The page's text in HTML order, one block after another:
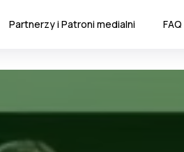
Partnerzy i Patroni medialni FAQ